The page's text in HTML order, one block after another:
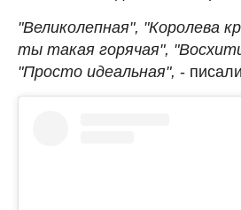
"Великолепная", "Королева
ты такая горячая",
"Просто идеальная", -